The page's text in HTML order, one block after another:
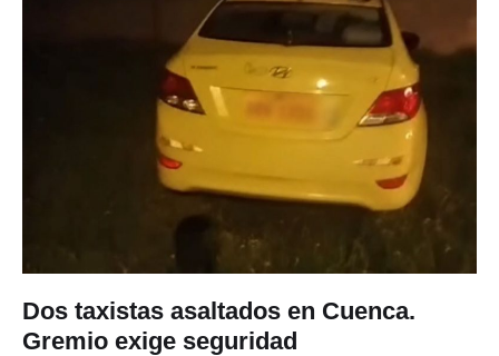
Dos taxistas asaltados en Cuenca.
Gremio exige seguridad